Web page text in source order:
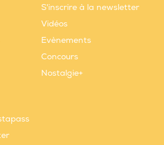
S'inscrire à la newsletter
Vidéos
Evènements
Concours
Nostalgie+